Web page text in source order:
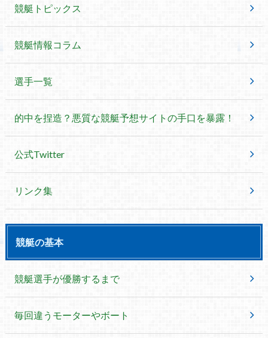
競艇トピックス
競艇情報コラム
選手一覧
的中を捏造？悪質な競艇予想サイトの手口を暴露！
公式Twitter
リンク集
競艇の基本
競艇選手が優勝するまで
毎回違うモーターやボート